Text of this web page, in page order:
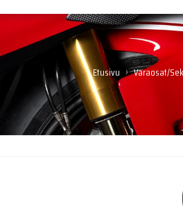
Etusivu › Varaosat/